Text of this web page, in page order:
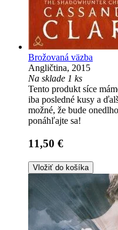
Brožovaná väzba
Angličtina, 2015
Na sklade 1 ks
Tento produkt síce
iba posledné kusy a
možné, že bude
ponáhľajte sa!
11,50 €
Vložiť do košíka